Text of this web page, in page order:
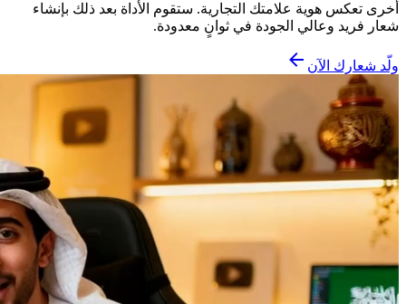
أخرى تعكس هوية علامتك التجارية. ستقوم الأداة بعد ذلك بإنشاء
شعار فريد وعالي الجودة في ثوانٍ معدودة.
ولّد شعارك الآن